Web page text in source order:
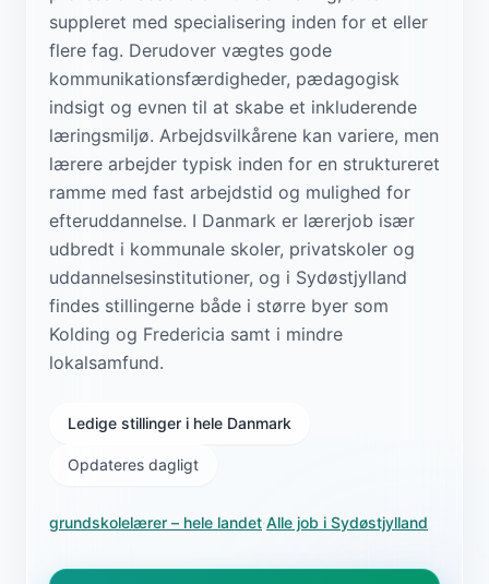
suppleret med specialisering inden for et eller
flere fag. Derudover vægtes gode
kommunikationsfærdigheder, pædagogisk
indsigt og evnen til at skabe et inkluderende
læringsmiljø. Arbejdsvilkårene kan variere, men
lærere arbejder typisk inden for en struktureret
ramme med fast arbejdstid og mulighed for
efteruddannelse. I Danmark er lærerjob især
udbredt i kommunale skoler, privatskoler og
uddannelsesinstitutioner, og i Sydøstjylland
findes stillingerne både i større byer som
Kolding og Fredericia samt i mindre
lokalsamfund.
Ledige stillinger i hele Danmark
Opdateres dagligt
grundskolelærer – hele landet·Alle job i Sydøstjylland